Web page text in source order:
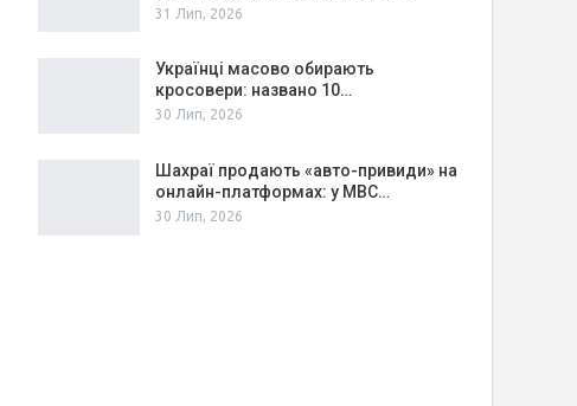
31 Лип, 2026
Українці масово обирають
кросовери: названо 10…
30 Лип, 2026
Шахраї продають «авто-привиди» на
онлайн-платформах: у МВС…
30 Лип, 2026